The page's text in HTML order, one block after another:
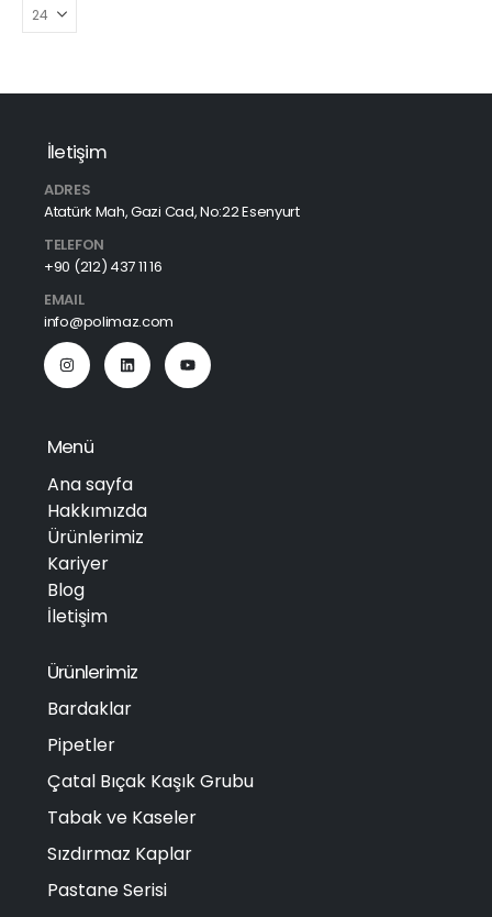
İletişim
ADRES
Atatürk Mah, Gazi Cad, No:22 Esenyurt
TELEFON
+90 (212) 437 11 16
EMAIL
info@polimaz.com
Menü
Ana sayfa
Hakkımızda
Ürünlerimiz
Kariyer
Blog
İletişim
Ürünlerimiz
Bardaklar
Pipetler
Çatal Bıçak Kaşık Grubu
Tabak ve Kaseler
Sızdırmaz Kaplar
Pastane Serisi